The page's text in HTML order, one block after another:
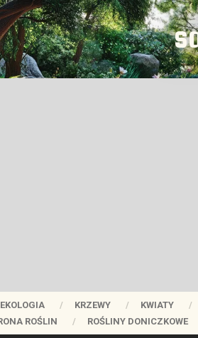
EKOLOGIA KRZEWY KWIATY
ROŚLIN ROŚLINY DONICZKOWE